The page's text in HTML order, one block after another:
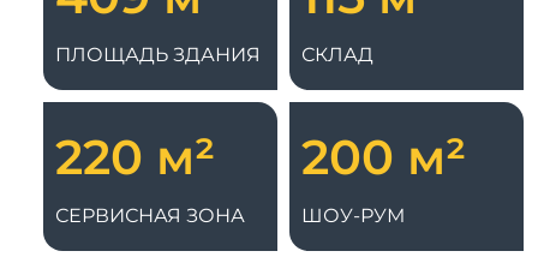
ПЛОЩАДЬ ЗДАНИЯ СКЛАД
220 м²
СЕРВИСНАЯ ЗОНА
200 м²
ШОУ-РУМ
Системы 3D нивелирования
Мини-погрузчики
Грейферные захваты
Посевная техника